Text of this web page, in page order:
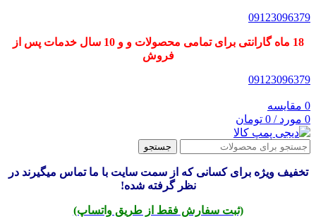
09123096379
18 ماه گارانتی برای تمامی محصولات و و 10 سال خدمات پس از
فروش
09123096379
0 مقایسه
0 مورد /
0 تومان
جستجو
تخفیف ویژه برای کسانی که از سمت سایت با ما تماس میگیرند در
نظر گرفته شده!
(ثبت سفارش فقط از طریق واتساپ)